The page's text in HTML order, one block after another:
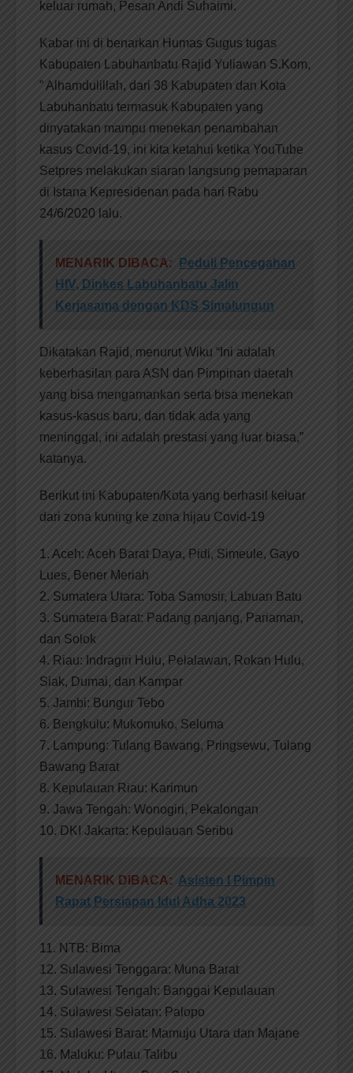
keluar rumah, Pesan Andi Suhaimi.
Kabar ini di benarkan Humas Gugus tugas
Kabupaten Labuhanbatu Rajid Yuliawan S.Kom,
” Alhamdulillah, dari 38 Kabupaten dan Kota
Labuhanbatu termasuk Kabupaten yang
dinyatakan mampu menekan penambahan
kasus Covid-19, ini kita ketahui ketika YouTube
Setpres melakukan siaran langsung pemaparan
di Istana Kepresidenan pada hari Rabu
24/6/2020 lalu.
MENARIK DIBACA:
Peduli Pencegahan
HIV, Dinkes Labuhanbatu Jalin
Kerjasama dengan KDS Simalungun
Dikatakan Rajid, menurut Wiku “Ini adalah
keberhasilan para ASN dan Pimpinan daerah
yang bisa mengamankan serta bisa menekan
kasus-kasus baru, dan tidak ada yang
meninggal, ini adalah prestasi yang luar biasa,”
katanya.
Berikut ini Kabupaten/Kota yang berhasil keluar
dari zona kuning ke zona hijau Covid-19
1. Aceh: Aceh Barat Daya, Pidi, Simeule, Gayo
Lues, Bener Meriah
2. Sumatera Utara: Toba Samosir, Labuan Batu
3. Sumatera Barat: Padang panjang, Pariaman,
dan Solok
4. Riau: Indragiri Hulu, Pelalawan, Rokan Hulu,
Siak, Dumai, dan Kampar
5. Jambi: Bungur Tebo
6. Bengkulu: Mukomuko, Seluma
7. Lampung: Tulang Bawang, Pringsewu, Tulang
Bawang Barat
8. Kepulauan Riau: Karimun
9. Jawa Tengah: Wonogiri, Pekalongan
10. DKI Jakarta: Kepulauan Seribu
MENARIK DIBACA: Asisten I Pimpin
Rapat Persiapan Idul Adha 2023
11. NTB: Bima
12. Sulawesi Tenggara: Muna Barat
13. Sulawesi Tengah: Banggai Kepulauan
14. Sulawesi Selatan: Palopo
15. Sulawesi Barat: Mamuju Utara dan Majane
16. Maluku: Pulau Talibu